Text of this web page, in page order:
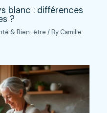
blanc : différences
?
& Bien-être / By Camille